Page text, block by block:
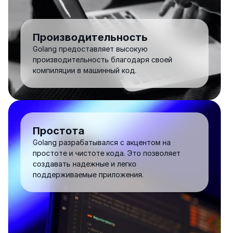
Производительность
Golang предоставляет высокую
производительность благодаря своей
компиляции в машинный код.
Простота
Golang разрабатывался с акцентом на
простоте и чистоте кода. Это позволяет
создавать надежные и легко
поддерживаемые приложения.